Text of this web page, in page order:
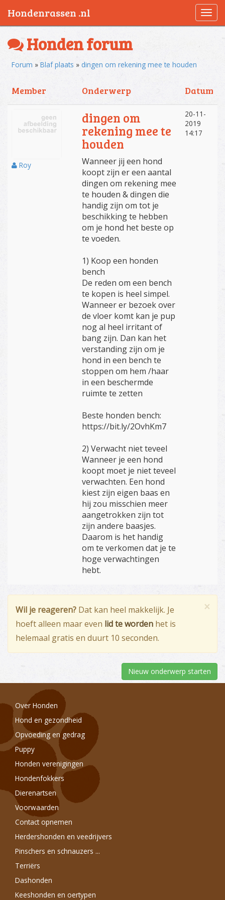
Honden forum
Forum » Blaf plaats » dingen om rekening mee te houden
Member Onderwerp Datum
Roy
dingen om
rekening mee te
houden
Wanneer jij een hond
koopt zijn er een aantal
dingen om rekening mee
te houden & dingen die
handig zijn om tot je
beschikking te hebben
om je hond het beste op
te voeden.
1) Koop een honden
bench
De reden om een bench
te kopen is heel simpel.
Wanneer er bezoek over
de vloer komt kan je pup
nog al heel irritant of
bang zijn. Dan kan het
verstanding zijn om je
hond in een bench te
stoppen om hem /haar
in een beschermde
ruimte te zetten
Beste honden bench:
https://bit.ly/2OvhKm7
2) Verwacht niet teveel
Wanneer je een hond
koopt moet je niet teveel
verwachten. Een hond
kiest zijn eigen baas en
hij zou misschien meer
aangetrokken zijn tot
zijn andere baasjes.
Daarom is het handig
om te verkomen dat je te
hoge verwachtingen
hebt.
20-11-
2019
14:17
×
Wil je reageren? Dat kan heel makkelijk. Je
hoeft alleen maar even lid te worden het is
helemaal gratis en duurt 10 seconden.
Nieuw onderwerp starten
Over Honden
Hond en gezondheid
Opvoeding en gedrag
Puppy
Honden verenigingen
Hondenfokkers
Dierenartsen
Voorwaarden
Contact opnemen
Herdershonden en veedrijvers
Pinschers en schnauzers ...
Terriërs
Dashonden
Keeshonden en oertypen
Hondenrassen .nl